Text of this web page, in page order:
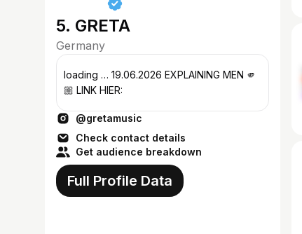
5. GRETA
Germany
loading … 19.06.2026 EXPLAINING MEN 🫵
🏼 LINK HIER:
@gretamusic
Check contact details
Get audience breakdown
Full Profile Data